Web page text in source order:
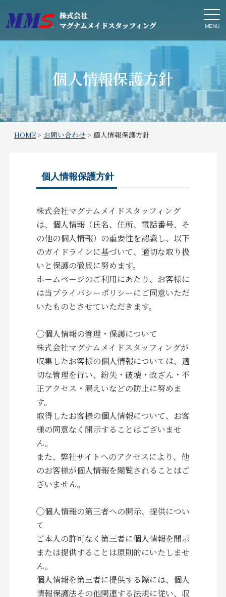
t
o
g
l
a
g
t
i
o
個人情報保護方針
HOME > お問い合わせ > 個人情報保護方針
個人情報保護方針
株式会社マグナムメイドスタッフィング
は、個人情報（氏名、住所、電話番号、そ
の他の個人情報）の重要性を認識し、以下
のガイドラインに基づいて、適切な取り扱
いと保護の徹底に努めます。
ホームページのご利用にあたり、お客様に
は当プライバシーポリシーにご同意いただ
いたものとさせていただきます。
◯個人情報の管理・保護について
株式会社マグナムメイドスタッフィングが
収集したお客様の個人情報については、適
切な管理を行い、紛失・破壊・改ざん・不
正アクセス・漏えいなどの防止に努めま
す。
取得したお客様の個人情報について、お客
様の同意なく開示することはございませ
ん。
また、弊社サイトへのアクセスにより、他
のお客様が個人情報を閲覧されることはご
ざいません。
◯個人情報の第三者への開示、提供につい
て
ご本人の許可なく第三者に個人情報を開示
または提供することは原則的にいたしませ
ん。
個人情報を第三者に提供する際には、個人
情報保護法その他関連する法規に従い、収